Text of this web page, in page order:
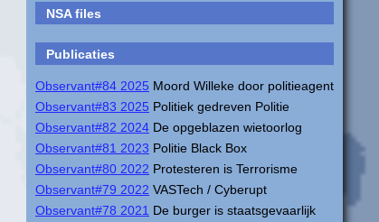
NSA files
Publicaties
Observant#84 2025 Moord Willeke door politieagent
Observant#83 2025 Politiek gedreven Politie
Observant#82 2024 De opgeblazen wietoorlog
Observant#81 2023 Politie Black Box
Observant#80 2022 Protesteren is Terrorisme
Observant#79 2022 VASTech / Cyberupt
Observant#78 2021 De burger is staatsgevaarlijk